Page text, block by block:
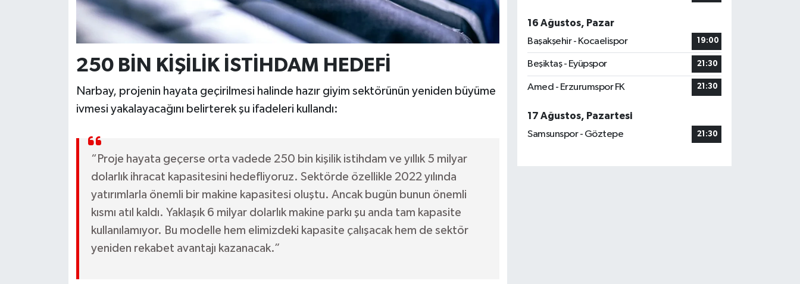
250 BİN KİŞİLİK İSTİHDAM HEDEFİ
Narbay, projenin hayata geçirilmesi halinde hazır giyim sektörünün yeniden büyüme
ivmesi yakalayacağını belirterek şu ifadeleri kullandı:
“Proje hayata geçerse orta vadede 250 bin kişilik istihdam ve yıllık 5 milyar
dolarlık ihracat kapasitesini hedefliyoruz. Sektörde özellikle 2022 yılında
yatırımlarla önemli bir makine kapasitesi oluştu. Ancak bugün bunun önemli
kısmı atıl kaldı. Yaklaşık 6 milyar dolarlık makine parkı şu anda tam kapasite
kullanılamıyor. Bu modelle hem elimizdeki kapasite çalışacak hem de sektör
yeniden rekabet avantajı kazanacak.”
16 Ağustos, Pazar
Başakşehir - Kocaelispor
19:00
Beşiktaş - Eyüpspor 21:30
Amed - Erzurumspor FK 21:30
17 Ağustos, Pazartesi
Samsunspor - Göztepe
21:30